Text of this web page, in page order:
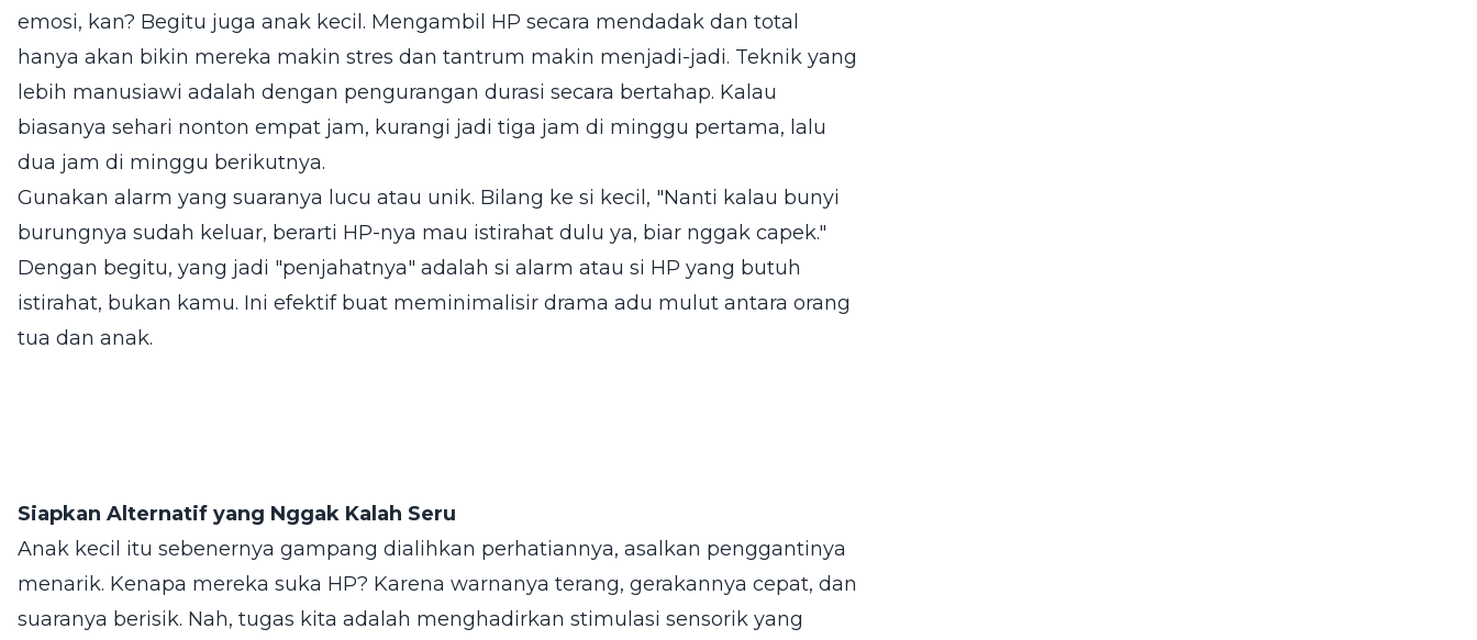
emosi, kan? Begitu juga anak kecil. Mengambil HP secara mendadak dan total
hanya akan bikin mereka makin stres dan tantrum makin menjadi-jadi. Teknik yang
lebih manusiawi adalah dengan pengurangan durasi secara bertahap. Kalau
biasanya sehari nonton empat jam, kurangi jadi tiga jam di minggu pertama, lalu
dua jam di minggu berikutnya.
Gunakan alarm yang suaranya lucu atau unik. Bilang ke si kecil, "Nanti kalau bunyi
burungnya sudah keluar, berarti HP-nya mau istirahat dulu ya, biar nggak capek."
Dengan begitu, yang jadi "penjahatnya" adalah si alarm atau si HP yang butuh
istirahat, bukan kamu. Ini efektif buat meminimalisir drama adu mulut antara orang
tua dan anak.
Siapkan Alternatif yang Nggak Kalah Seru
Anak kecil itu sebenernya gampang dialihkan perhatiannya, asalkan penggantinya
menarik. Kenapa mereka suka HP? Karena warnanya terang, gerakannya cepat, dan
suaranya berisik. Nah, tugas kita adalah menghadirkan stimulasi sensorik yang